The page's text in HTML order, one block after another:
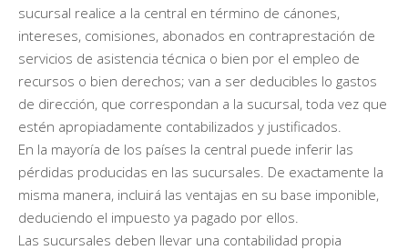
sucursal realice a la central en término de cánones,
intereses, comisiones, abonados en contraprestación de
servicios de asistencia técnica o bien por el empleo de
recursos o bien derechos; van a ser deducibles lo gastos
de dirección, que correspondan a la sucursal, toda vez que
estén apropiadamente contabilizados y justificados.
En la mayoría de los países la central puede inferir las
pérdidas producidas en las sucursales. De exactamente la
misma manera, incluirá las ventajas en su base imponible,
deduciendo el impuesto ya pagado por ellos.
Las sucursales deben llevar una contabilidad propia